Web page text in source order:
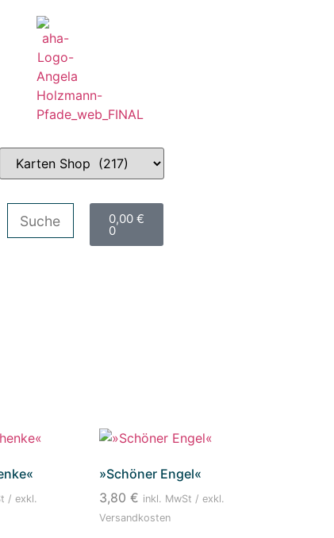
0,00 €
0
/ exkl.
»Schöner Engel«
3,80€ inkl. MwSt / exkl.
Versandkosten